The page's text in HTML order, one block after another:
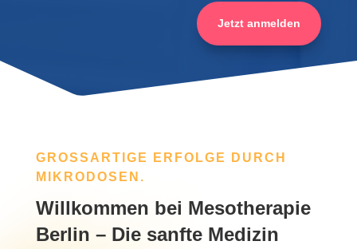
Jetzt anmelden
GROSSARTIGE ERFOLGE DURCH M
IKRODOSEN.
Willkommen bei Mesotherapie
Berlin – Die sanfte Medizin